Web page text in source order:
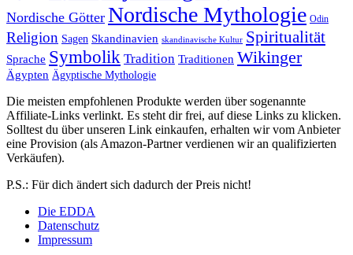
Nordische Götter Nordische Mythologie Odin
Religion Sagen Skandinavien skandinavische Kultur Spiritualität
Sprache Symbolik Tradition Traditionen Wikinger
Ägypten Ägyptische Mythologie
Die meisten empfohlenen Produkte werden über sogenannte
Affiliate-Links verlinkt. Es steht dir frei, auf diese Links zu klicken.
Solltest du über unseren Link einkaufen, erhalten wir vom Anbieter
eine Provision (als Amazon-Partner verdienen wir an qualifizierten
Verkäufen).
P.S.: Für dich ändert sich dadurch der Preis nicht!
Die EDDA
Datenschutz
Impressum